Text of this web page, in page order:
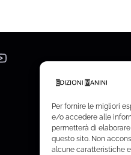
Per fornire le migliori
e/o accedere alle
permetterà di
questo sito. Non
alcune caratteristiche